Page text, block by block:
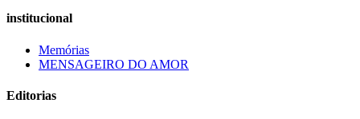
institucional
Memórias
MENSAGEIRO DO AMOR
Editorias